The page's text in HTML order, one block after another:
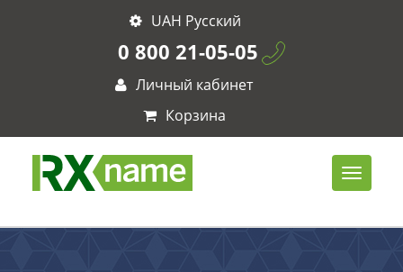
UAH Русский
0 800 21-05-05
Личный кабинет
Корзина